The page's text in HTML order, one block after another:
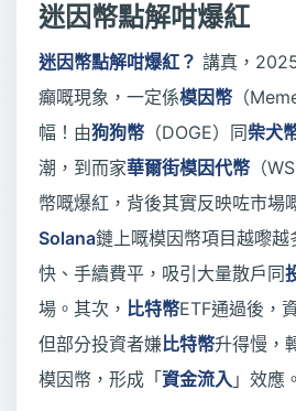
迷因幣點解咁爆紅
迷因幣點解咁爆紅？ 講真，
癲嘅現象，一定係模因幣 （
幅！由狗狗幣 （DOGE）同柴犬
潮，到而家華爾街模因代幣 （
幣嘅爆紅，背後其實反映咗市場
Solana鏈上嘅模因幣項目越嚟
快、手續費平，吸引大量散戶同
場。其次， 比特幣ETF通過後，
但部分投資者嫌比特幣升得慢，
模因幣，形成「 資金流入 」效應。